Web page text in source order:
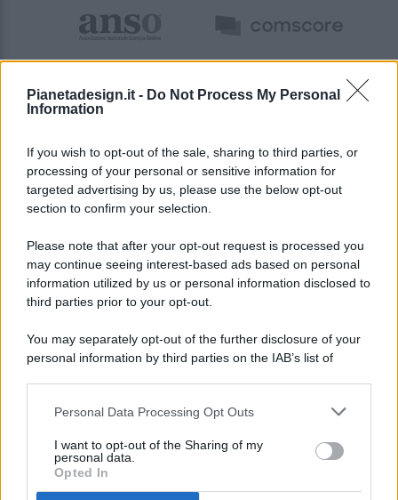
Pianetadesign.it - Do Not Process My Personal
Information
If you wish to opt-out of the sale, sharing to third parties, or
processing of your personal or sensitive information for
targeted advertising by us, please use the below opt-out
section to confirm your selection.
Please note that after your opt-out request is processed you
may continue seeing interest-based ads based on personal
information utilized by us or personal information disclosed to
third parties prior to your opt-out.
You may separately opt-out of the further disclosure of your
personal information by third parties on the IAB’s list of
This information may also be disclosed by us to third parties
disclose it to other third parties.
Personal Data Processing Opt Outs
I want to opt-out of the Sharing of my
personal data.
Opted In
© 2026 - Pianeta Design - P.IVA 04827280654 - Testata
Registrata Al Tribunale Di Nocera Inferiore N. 8/2020 - RG N.
ISCRIZIONE AL ROC N. 35792 – ISCRITTA ALL’ANSO
(ASSOCIAZIONE NAZIONALE STAMPA ONLINE)
PREFERENZE PRIVACY